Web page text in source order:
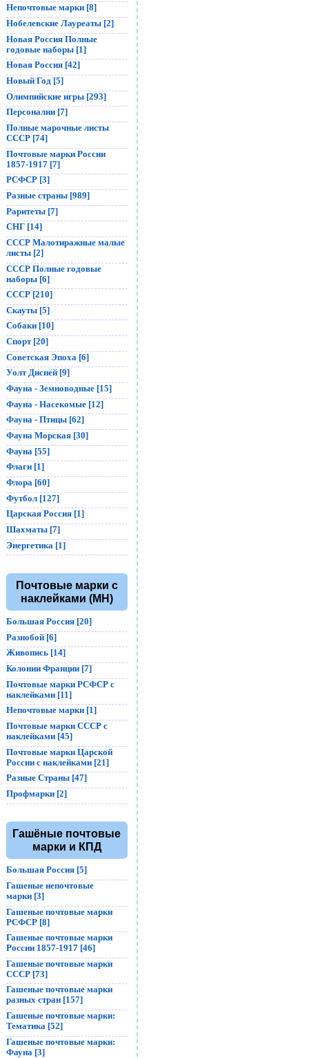
Непочтовые марки [8]
Нобелевские Лауреаты [2]
Новая Россия Полные
годовые наборы [1]
Новая Россия [42]
Новый Год [5]
Олимпийские игры [293]
Персоналии [7]
Полные марочные листы
СССР [74]
Почтовые марки России
1857-1917 [7]
РСФСР [3]
Разные страны [989]
Раритеты [7]
СНГ [14]
СССР Малотиражные малые
листы [2]
СССР Полные годовые
наборы [6]
СССР [210]
Скауты [5]
Собаки [10]
Спорт [20]
Советская Эпоха [6]
Уолт Дисней [9]
Фауна - Земноводные [15]
Фауна - Насекомые [12]
Фауна - Птицы [62]
Фауна Морская [30]
Фауна [55]
Флаги [1]
Флора [60]
Футбол [127]
Царская Россия [1]
Шахматы [7]
Энергетика [1]
Почтовые марки с
наклейками (MH)
Большая Россия [20]
Разнобой [6]
Живопись [14]
Колонии Франции [7]
Почтовые марки РСФСР с
наклейками [11]
Непочтовые марки [1]
Почтовые марки СССР с
наклейками [45]
Почтовые марки Царской
России с наклейками [21]
Разные Страны [47]
Профмарки [2]
Гашёные почтовые
марки и КПД
Большая Россия [5]
Гашеные непочтовые
марки [3]
Гашеные почтовые марки
РСФСР [8]
Гашеные почтовые марки
России 1857-1917 [46]
Гашеные почтовые марки
СССР [73]
Гашеные почтовые марки
разных стран [157]
Гашеные почтовые марки:
Тематика [52]
Гашеные почтовые марки:
Фауна [3]